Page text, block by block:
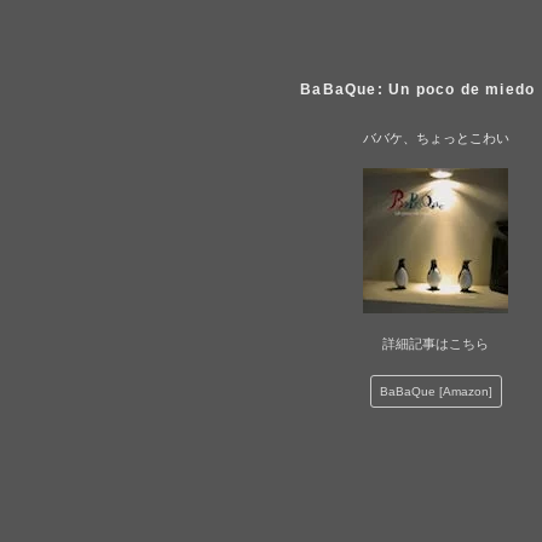
BaBaQue: Un poco de miedo
ババケ、ちょっとこわい
詳細記事はこちら
BaBaQue [Amazon]